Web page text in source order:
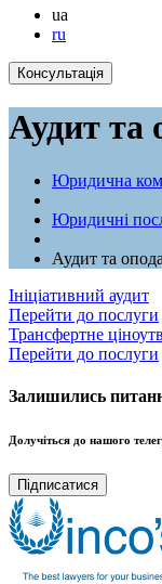
ua
ru
Консультація
Аудит та
Юридична
Юридичні
Аудит та
Ініціативний аудит
Перейти до послуги
Трансфертне
Перейти до послуги
Залишились
Долучіться до нашого
Підписатися